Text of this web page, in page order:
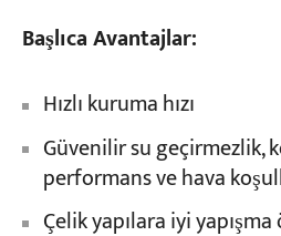
Başlıca Avantajlar:
Hızlı kuruma hızı
Güvenilir su geçirmezlik,
performans ve hava
Çelik yapılara iyi